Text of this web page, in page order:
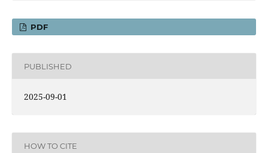
PDF
PUBLISHED
2025-09-01
HOW TO CITE